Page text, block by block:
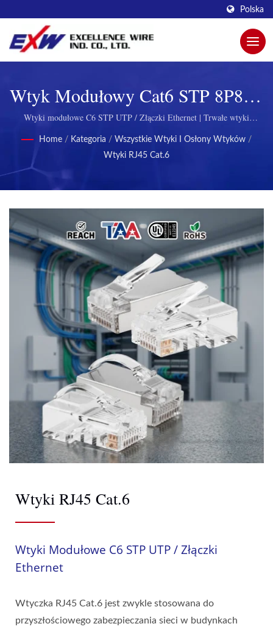
Polska
Wtyk Modułowy Cat6 STP 8P8C |
Innowacyjne Modułowe Wtyki
Dla Lepszej Łączności Od
Wtyki modułowe C6 STP UTP / Złączki Ethernet | Trwałe wtyki
Home / Kategoria / Wszystkie Wtyki I Osłony Wtyków /
Wtyki RJ45 Cat.6
Wtyki RJ45 Cat.6
Wtyki Modułowe C6 STP UTP / Złączki
Ethernet
Wtyczka RJ45 Cat.6 jest zwykle stosowana do
przyszłościowego zabezpieczania sieci w budynkach